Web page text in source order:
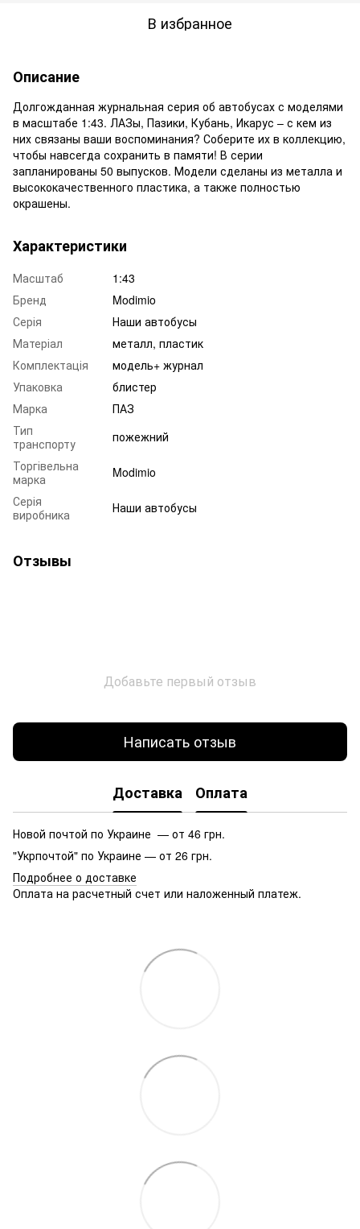
В избранное
Описание
Долгожданная журнальная серия об автобусах с моделями
в масштабе 1:43. ЛАЗы, Пазики, Кубань, Икарус – с кем из
них связаны ваши воспоминания? Соберите их в коллекцию,
чтобы навсегда сохранить в памяти! В серии
запланированы 50 выпусков. Модели сделаны из металла и
высококачественного пластика, а также полностью
окрашены.
Характеристики
Масштаб
1:43
Бренд
Modimio
Серія
Наши автобусы
Матеріал
металл, пластик
Комплектація
модель+ журнал
Упаковка
блистер
Марка
ПАЗ
Тип
транспорту
пожежний
Торгівельна
марка
Modimio
Серія
виробника
Наши автобусы
Отзывы
Добавьте первый отзыв
Написать отзыв
Доставка Оплата
Новой почтой по Украине — от 46 грн.
"Укрпочтой" по Украине — от 26 грн.
Подробнее о доставке
Оплата на расчетный счет или наложенный платеж.